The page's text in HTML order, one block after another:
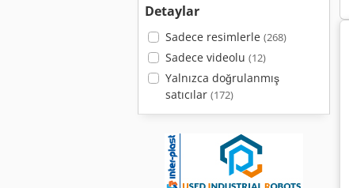
Detaylar
Sadece resimlerle (268)
Sadece videolu (12)
Yalnızca doğrulanmış
satıcılar (172)